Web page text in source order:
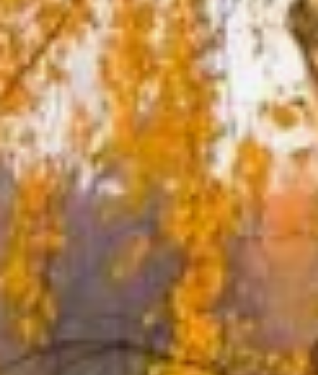
в это время из лесу
Кумоха (Лихорадка)
и нападает
на деревенских женщин.
От одного жилища
к другому ходит она
в образе старушки-
странницы. Если хозяйка
попадалась
добросердечная,
то пускала в дом такую
странницу себе на беду.
Кумоха, как только
в жилище входила, сразу
начинала творить свои
злые делишки.
Особенно она пакостила
женщинам — насылала
всякие болезни, могла
покалечить, спину
погнуть, лицо искривить,
ноги-руки отнять, кожу
сделать шершавой.
Кумоха — сестра
двенадцати лихорадок,
каждой из которых
приписывались